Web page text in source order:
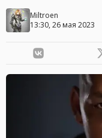
Miltroen
13:30, 26 мая 2023